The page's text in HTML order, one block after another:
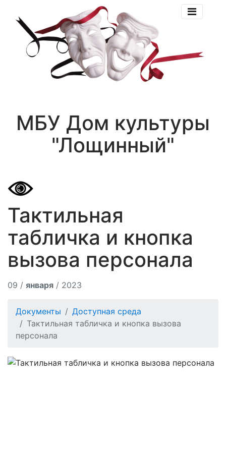
МБУ Дом культуры
"Лощинный"
Тактильная
табличка и кнопка
вызова персонала
09 / января / 2023
Документы
Доступная среда
Тактильная табличка и кнопка вызова
персонала